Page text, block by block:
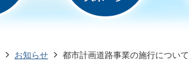
お知らせ 都市計画道路事業の施行について